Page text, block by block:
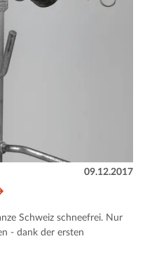
09.12.2017
Schweiz schneefrei. Nur
- dank der ersten